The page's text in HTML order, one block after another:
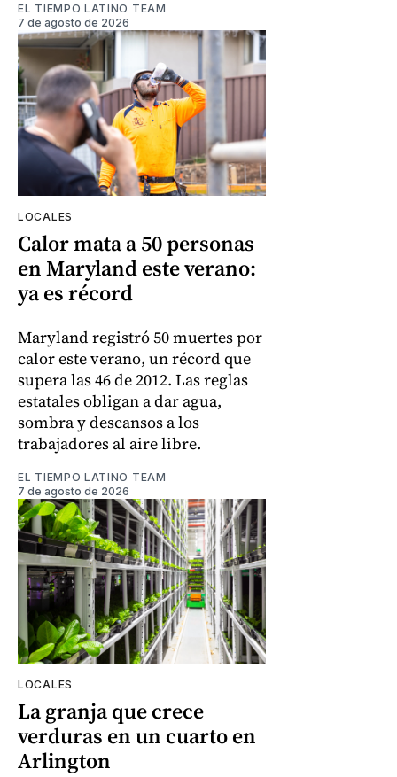
EL TIEMPO LATINO TEAM
7 de agosto de 2026
LOCALES
Calor mata a 50 personas
en Maryland este verano:
ya es récord
Maryland registró 50 muertes por
calor este verano, un récord que
supera las 46 de 2012. Las reglas
estatales obligan a dar agua,
sombra y descansos a los
trabajadores al aire libre.
EL TIEMPO LATINO TEAM
7 de agosto de 2026
LOCALES
La granja que crece
verduras en un cuarto en
Arlington